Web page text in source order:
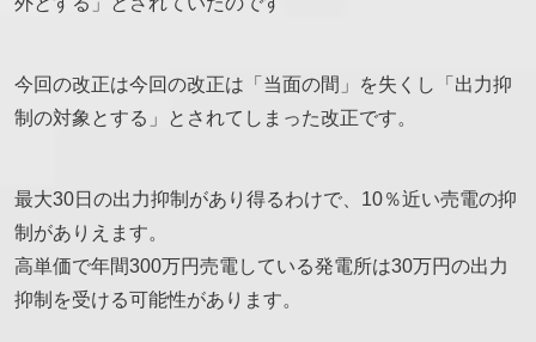
今回の改正は今回の改正は「当面の間」を失くし「出力抑
制の対象とする」とされてしまった改正です。
最大30日の出力抑制があり得るわけで、10％近い売電の抑
制がありえます。
高単価で年間300万円売電している発電所は30万円の出力
抑制を受ける可能性があります。